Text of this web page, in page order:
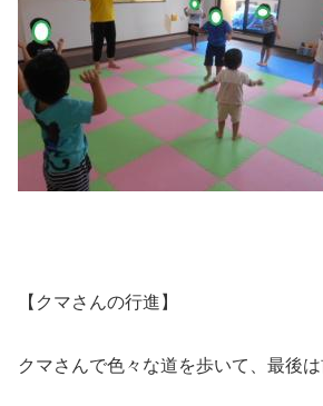
【クマさんの行進】
クマさんで色々な道を歩いて、最後は